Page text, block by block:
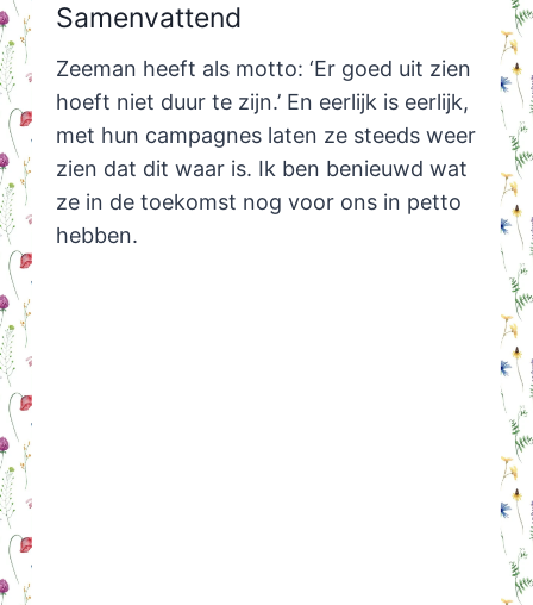
Samenvattend
Zeeman heeft als motto: ‘Er goed uit zien
hoeft niet duur te zijn.’ En eerlijk is eerlijk,
met hun campagnes laten ze steeds weer
zien dat dit waar is. Ik ben benieuwd wat
ze in de toekomst nog voor ons in petto
hebben.